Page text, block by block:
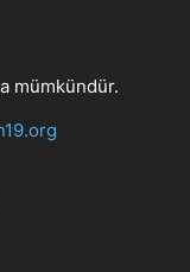
mümkündür.